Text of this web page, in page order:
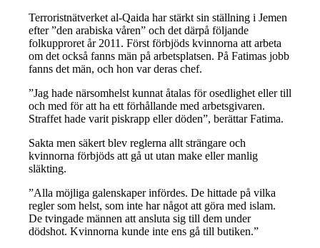
Terroristnätverket al-Qaida har stärkt sin ställning i Jemen
efter ”den arabiska våren” och det därpå följande
folkupproret år 2011. Först förbjöds kvinnorna att arbeta
om det också fanns män på arbetsplatsen. På Fatimas jobb
fanns det män, och hon var deras chef.
”Jag hade närsomhelst kunnat åtalas för osedlighet eller till
och med för att ha ett förhållande med arbetsgivaren.
Straffet hade varit piskrapp eller döden”, berättar Fatima.
Sakta men säkert blev reglerna allt strängare och
kvinnorna förbjöds att gå ut utan make eller manlig
släkting.
”Alla möjliga galenskaper infördes. De hittade på vilka
regler som helst, som inte har något att göra med islam.
De tvingade männen att ansluta sig till dem under
dödshot. Kvinnorna kunde inte ens gå till butiken.”